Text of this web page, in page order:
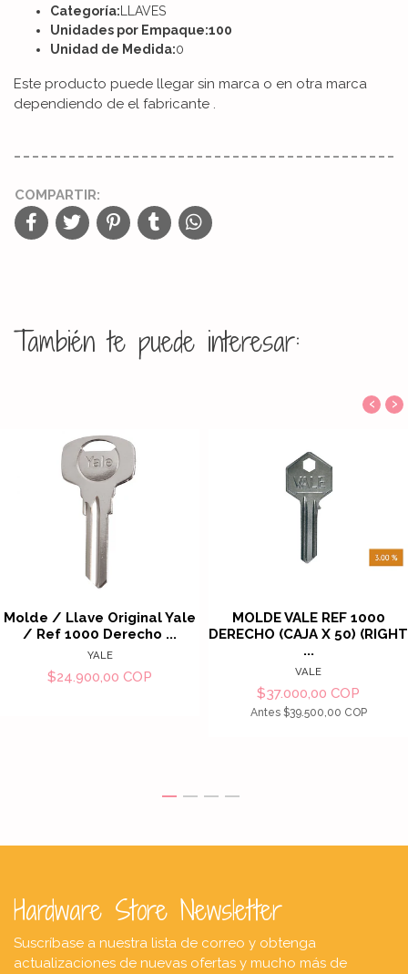
Categoría:LLAVES
Unidades por Empaque:100
Unidad de Medida:0
Este producto puede llegar sin marca o en otra marca
dependiendo de el fabricante .
COMPARTIR:
También te puede interesar:
Molde / Llave Original Yale
/ Ref 1000 Derecho ...
YALE
$24.900,00 COP
MOLDE VALE REF 1000
DERECHO (CAJA X 50) (RIGHT
...
VALE
$37.000,00 COP
Antes $39.500,00 COP
‹ ›
Hardware Store Newsletter
Suscríbase a nuestra lista de correo y obtenga
actualizaciones de nuevas ofertas y mucho más de